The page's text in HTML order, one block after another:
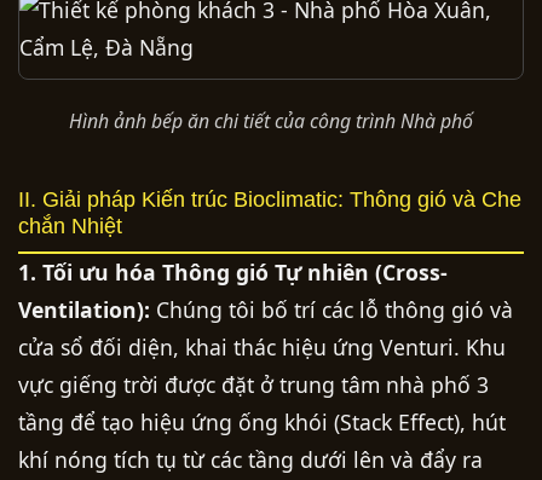
Hình ảnh bếp ăn chi tiết của công trình Nhà phố
II. Giải pháp Kiến trúc Bioclimatic: Thông gió và Che
chắn Nhiệt
1. Tối ưu hóa Thông gió Tự nhiên (Cross-
Ventilation): Chúng tôi bố trí các lỗ thông gió và
cửa sổ đối diện, khai thác hiệu ứng Venturi. Khu
vực giếng trời được đặt ở trung tâm nhà phố 3
tầng để tạo hiệu ứng ống khói (Stack Effect), hút
khí nóng tích tụ từ các tầng dưới lên và đẩy ra